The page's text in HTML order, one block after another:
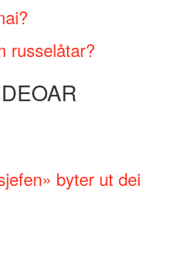
russelåtar?
byter ut dei